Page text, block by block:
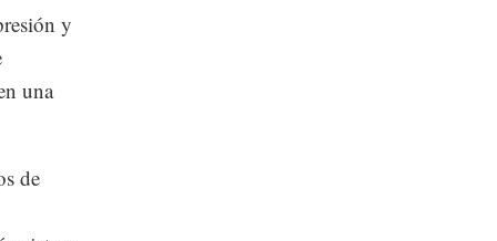
y
una
de